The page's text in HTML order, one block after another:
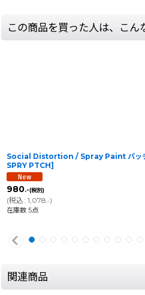
この商品を買った人は、こん
Social Distortion / Spray Paint パッ
SPRY PTCH]
980.-(税別)
(税込: 1,078 .-)
在庫数 5点
関連商品